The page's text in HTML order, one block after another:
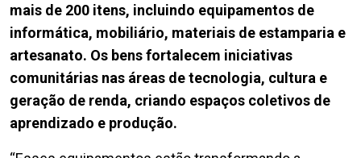
mais de 200 itens, incluindo equipamentos de
informática, mobiliário, materiais de estamparia e
artesanato. Os bens fortalecem iniciativas
comunitárias nas áreas de tecnologia, cultura e
geração de renda, criando espaços coletivos de
aprendizado e produção.